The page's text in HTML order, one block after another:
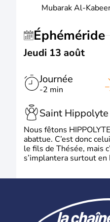
Mubarak Al-
Éphéméride
Jeudi 13 août
Journée
-2 min
Saint Hippolyte
Nous fêtons
abattue. C’est donc
le fils de Thésée, mais
s’implantera surtout